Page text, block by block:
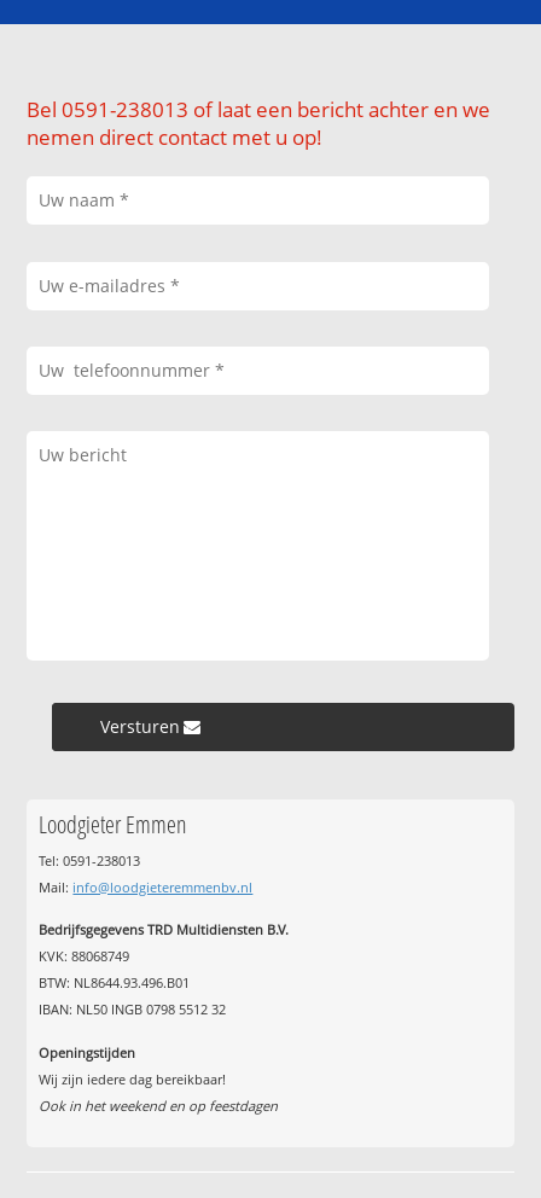
Bel 0591-238013 of laat een bericht achter en we
nemen direct contact met u op!
Versturen »
Loodgieter Emmen
Tel: 0591-238013
Mail: info@loodgieteremmenbv.nl
Bedrijfsgegevens TRD Multidiensten B.V.
KVK: 88068749
BTW: NL8644.93.496.B01
IBAN: NL50 INGB 0798 5512 32
Openingstijden
Wij zijn iedere dag bereikbaar!
Ook in het weekend en op feestdagen